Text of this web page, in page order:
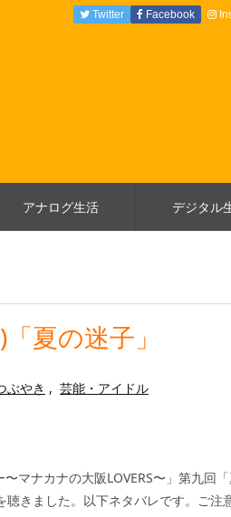
アナログ生活 デジタル
Twitter Facebook
夏の迷子」
ぶやき , 芸能・アイドル
マナカナの大阪LOVERS〜」第九回
きました。以下ネタバレです。ご注